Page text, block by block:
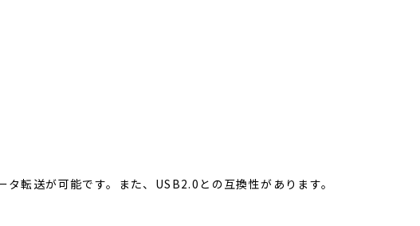
転送が可能です。また、USB2.0との互換性があります。